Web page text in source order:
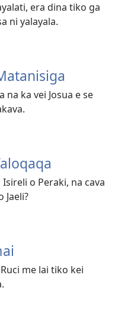
era dina tiko ga
ni yalayala.
na ka vei Josua e se
o Peraki, na cava
Jaeli?
me lai tiko kei